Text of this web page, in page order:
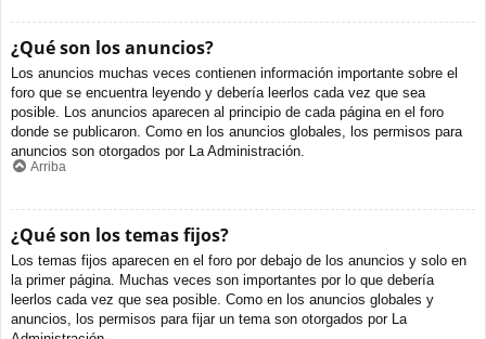
¿Qué son los anuncios?
Los anuncios muchas veces contienen información importante sobre el
foro que se encuentra leyendo y debería leerlos cada vez que sea
posible. Los anuncios aparecen al principio de cada página en el foro
donde se publicaron. Como en los anuncios globales, los permisos para
anuncios son otorgados por La Administración.
Arriba
¿Qué son los temas fijos?
Los temas fijos aparecen en el foro por debajo de los anuncios y solo en
la primer página. Muchas veces son importantes por lo que debería
leerlos cada vez que sea posible. Como en los anuncios globales y
anuncios, los permisos para fijar un tema son otorgados por La